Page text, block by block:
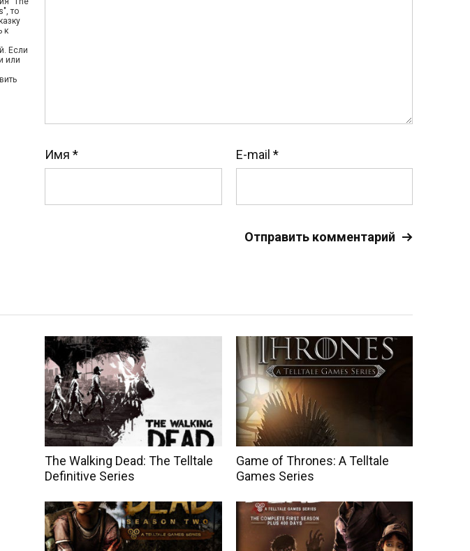
то
к
Если
или
Имя * E-mail *
The Walking Dead: The Telltale
Definitive Series
Game of Thrones: A Telltale
Games Series